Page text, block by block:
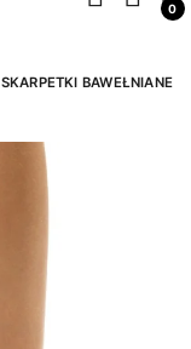
0
SKARPETKI BAWEŁNIANE